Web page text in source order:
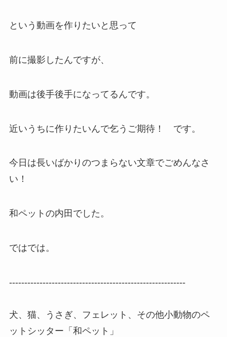
という動画を作りたいと思って
前に撮影したんですが、
動画は後手後手になってるんです。
近いうちに作りたいんで乞うご期待！ です。
今日は長いばかりのつまらない文章でごめんなさ
い！
和ペットの内田でした。
ではでは。
----------------------------------------------------------
犬、猫、うさぎ、フェレット、その他小動物のペ
ットシッター「和ペット」